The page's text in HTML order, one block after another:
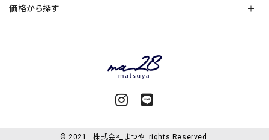
価格から探す
© 2021 . 株式会社まつや .rights Reserved.